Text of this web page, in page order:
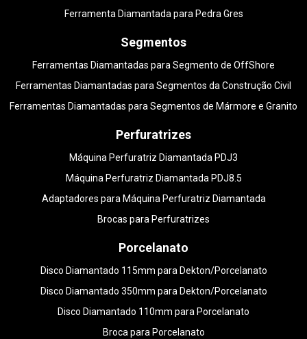
Ferramenta Diamantada para Pedra Gres
Segmentos
Ferramentas Diamantadas para Segmento de OffShore
Ferramentas Diamantadas para Segmentos da Construção Civil
Ferramentas Diamantadas para Segmentos de Mármore e Granito
Perfuratrizes
Máquina Perfuratriz Diamantada PDJ3
Máquina Perfuratriz Diamantada PDJ8.5
Adaptadores para Máquina Perfuratriz Diamantada
Brocas para Perfuratrizes
Porcelanato
Disco Diamantado 115mm para Dekton/Porcelanato
Disco Diamantado 350mm para Dekton/Porcelanato
Disco Diamantado 110mm para Porcelanato
Broca para Porcelanato